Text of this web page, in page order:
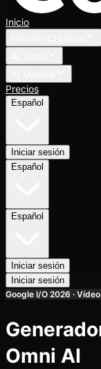
Inicio
Precios
Español
Iniciar sesión
Español
Español
Iniciar sesión
Iniciar sesión
Google I/O 2026 ·
Omni AI